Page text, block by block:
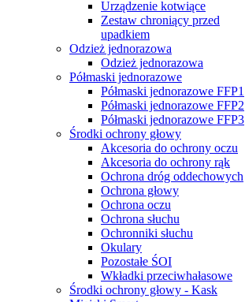
Urządzenie kotwiące
Zestaw chroniący przed
upadkiem
Odzież jednorazowa
Odzież jednorazowa
Półmaski jednorazowe
Półmaski jednorazowe FFP1
Półmaski jednorazowe FFP2
Półmaski jednorazowe FFP3
Środki ochrony głowy
Akcesoria do ochrony oczu
Akcesoria do ochrony rąk
Ochrona dróg oddechowych
Ochrona głowy
Ochrona oczu
Ochrona słuchu
Ochronniki słuchu
Okulary
Pozostałe ŚOI
Wkładki przeciwhałasowe
Środki ochrony głowy - Kask